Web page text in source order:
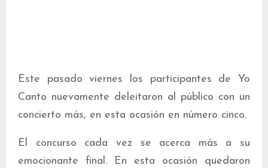
Este pasado viernes los participantes de Yo
Canto nuevamente deleitaron al público con un
concierto más, en esta ocasión en número cinco.
El concurso cada vez se acerca más a su
emocionante final. En esta ocasión quedaron